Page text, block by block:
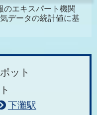
エキスパート機関
データの統計値に基
ット
下灘駅